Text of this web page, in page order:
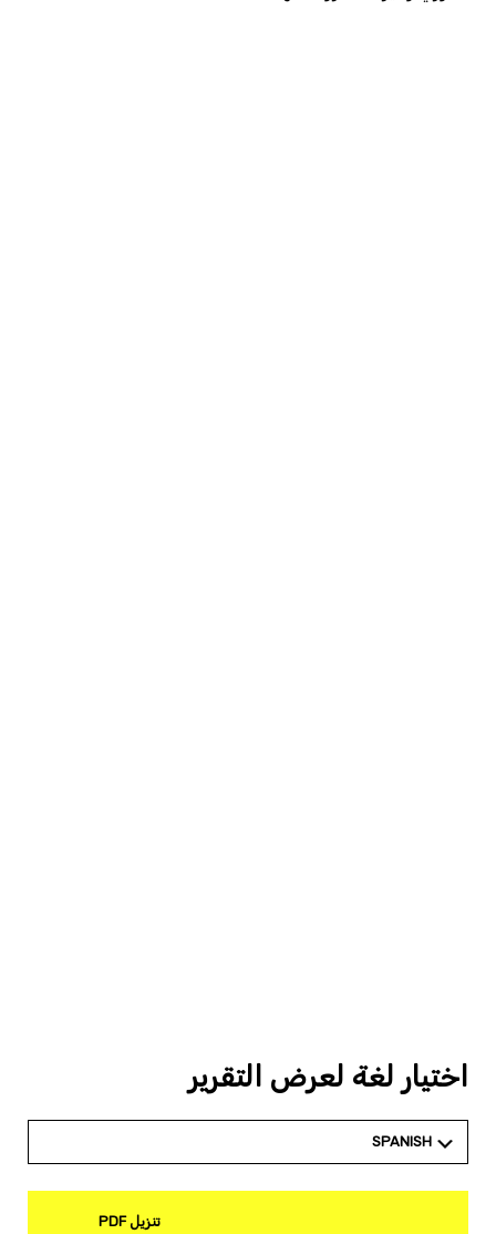
اختيار لغة لعرض التقرير
SPANISH
تنزيل PDF